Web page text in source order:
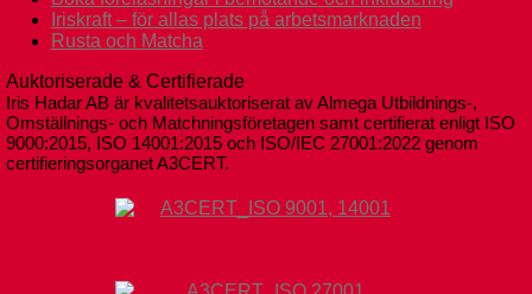
Iriskraft – för allas plats på arbetsmarknaden
Rusta och Matcha
Auktoriserade & Certifierade
Iris Hadar AB är kvalitetsauktoriserat av Almega Utbildnings-,
Omställnings- och Matchningsföretagen samt certifierat enligt ISO
9000:2015, ISO 14001:2015 och ISO/IEC 27001:2022 genom
certifieringsorganet A3CERT.